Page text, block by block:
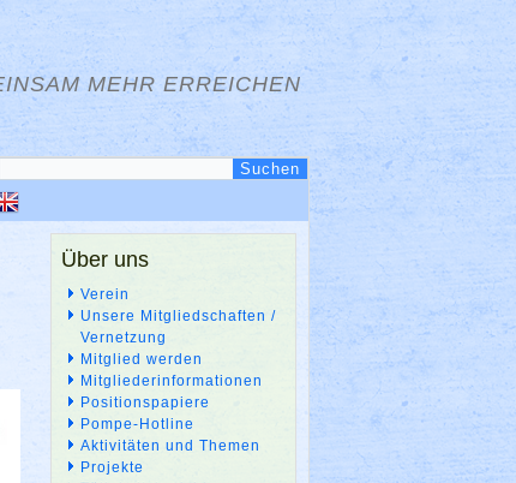
MEHR ERREICHEN
Über uns
Verein
Unsere Mitgliedschaften /
Vernetzung
Mitglied werden
Mitgliederinformationen
Positionspapiere
Pompe-Hotline
Aktivitäten und Themen
Projekte